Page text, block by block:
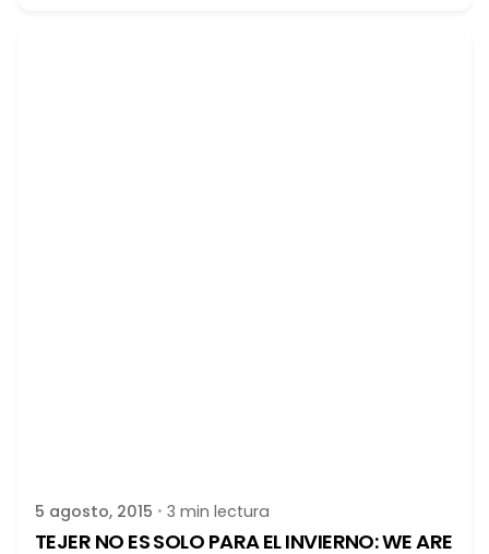
5 agosto, 2015 3 min lectura
TEJER NO ES SOLO PARA EL INVIERNO: WE ARE